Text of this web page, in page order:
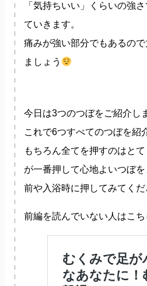
「気持ちいい」くらいの強
ていきます。
痛みが強い部分でもあるの
ましょう
今日は3つのつぼをご紹介し
これで6つすべてのつぼを紹
もちろん全てを押すのはと
が一番押して心地よいつぼ
前や入浴時に押してみてくだ
前編を読んでいない人はこち